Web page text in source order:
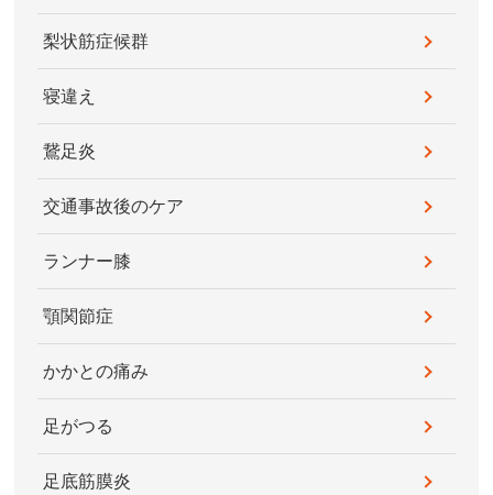
梨状筋症候群
寝違え
鵞足炎
交通事故後のケア
ランナー膝
顎関節症
かかとの痛み
足がつる
足底筋膜炎